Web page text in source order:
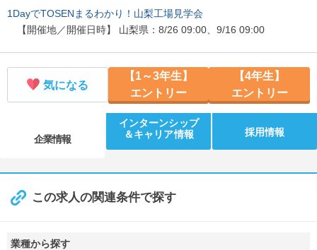
1DayでTOSENまるわかり！山梨工場見学会
【開催地／開催日時】 山梨県：8/26 09:00、9/16 09:00
気になる
【1～3年生】
エントリー
【4年生】
エントリー
企業情報
インターンシップ
＆キャリア情報
採用情報
この求人の関連条件で探す
業種から探す